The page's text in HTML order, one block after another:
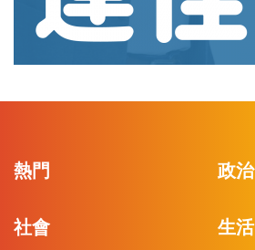
熱門 政治
社會 生活